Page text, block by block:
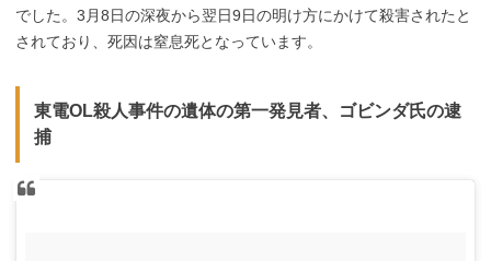
でした。3月8日の深夜から翌日9日の明け方にかけて殺害されたと
されており、死因は窒息死となっています。
東電OL殺人事件の遺体の第一発見者、ゴビンダ氏の逮
捕